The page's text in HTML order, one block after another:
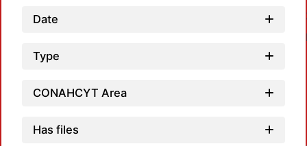
Date
Type
CONAHCYT Area
Has files